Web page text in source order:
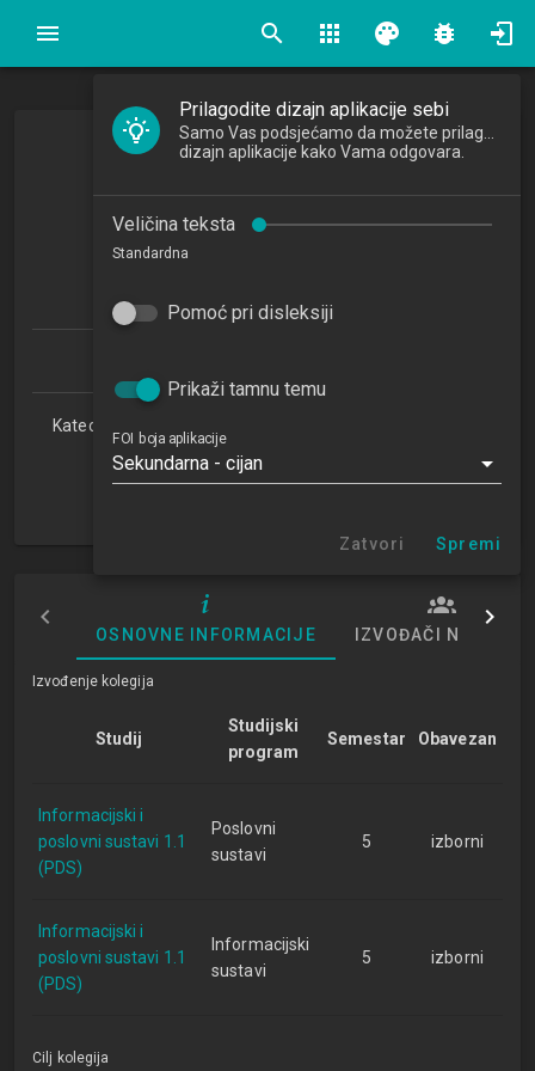
search apps palette bug_report
Algoritmi
Algorithms
2021/2022
Katedra za teorijske i primijenjene osnove informacijskih
znanosti
RI
OSNOVNE INFORMACIJE IZVOĐAČI NASTAVE
Izvođenje kolegija
Studij
Studijski
program
Semestar Obavezan
Informacijski i
poslovni sustavi 1.1
(PDS)
Poslovni
sustavi
5 izborni
Informacijski i
poslovni sustavi 1.1
(PDS)
Informacijski
sustavi
5 izborni
Cilj kolegija
Prilagodite dizajn aplikacije sebi
dizajn aplikacije kako Vama odgovara.
Veličina teksta
Standardna
Pomoć pri disleksiji
Prikaži tamnu temu
FOI boja aplikacije
Sekundarna - cijan
Zatvori Spremi